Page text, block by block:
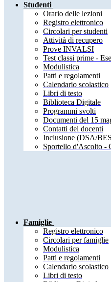
Studenti
Orario delle lezioni
Registro elettronico
Circolari per studenti
Attività di recupero
Prove INVALSI
Test classi prime -
Modulistica
Patti e regolamenti
Calendario scolastico
Libri di testo
Biblioteca Digitale
Programmi svolti
Documenti del 15
Contatti dei docenti
Inclusione (DSA/
Sportello d'Ascolto -
Famiglie
Registro elettronico
Circolari per famiglie
Modulistica
Patti e regolamenti
Calendario scolastico
Libri di testo